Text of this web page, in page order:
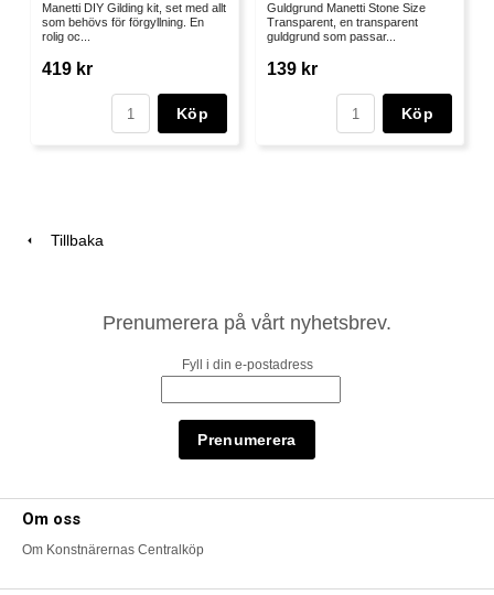
Manetti DIY Gilding kit, set med allt
som behövs för förgyllning. En
rolig oc...
419 kr
Köp
Guldgrund Manetti Stone Size
Transparent, en transparent
guldgrund som passar...
139 kr
Köp
Tillbaka
Prenumerera på vårt nyhetsbrev.
Fyll i din e-postadress
Om oss
Om Konstnärernas Centralköp